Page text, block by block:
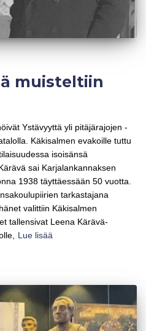
muisteltiin
Ystävyyttä yli pitäjärajojen -
Käkisalmen evakoille tuttu
isoisänsä
sai Karjalankannaksen
1938 täyttäessään 50 vuotta.
tarkastajana
valittiin Käkisalmen
tallensivat Leena Kärävä-
Lue lisää